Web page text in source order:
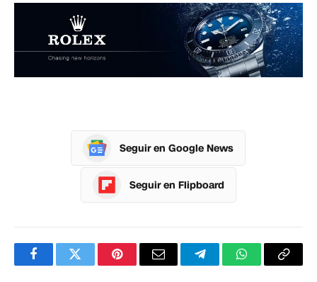
Seguir en Google News
Seguir en Flipboard
FacebookTwitterPinterestCorreoTelegramWhatsApp